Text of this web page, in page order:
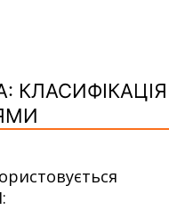
КЛАСИФІКАЦІЯ